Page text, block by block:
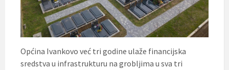
Općina Ivankovo već tri godine ulaže financijska
sredstva u infrastrukturu na grobljima u sva tri